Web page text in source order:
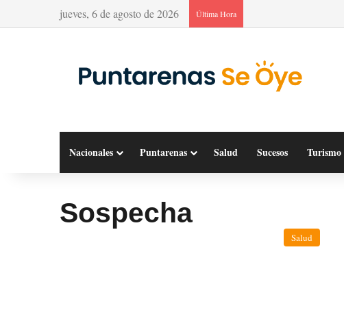
jueves, 6 de agosto de 2026 Última Hora
Nacionales Puntarenas Salud Sucesos Turismo
Sospecha
Salud